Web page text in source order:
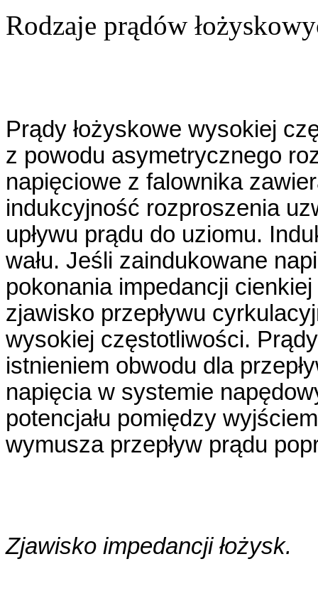
Rodzaje prądów
Prądy łożyskowe wysokiej
z powodu asymetrycznego
napięciowe z falownika
indukcyjność rozproszenia
upływu prądu do uziomu.
wału. Jeśli zaindukowane
pokonania impedancji
zjawisko przepływu
wysokiej częstotliwości.
istnieniem obwodu dla
napięcia w systemie
potencjału pomiędzy
wymusza przepływ prądu
Zjawisko impedancji łożysk.